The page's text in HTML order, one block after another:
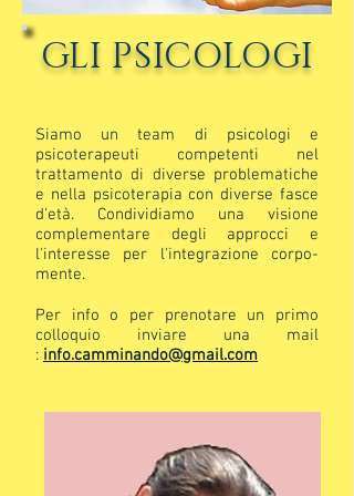
GLI PSICOLOGI
Siamo un team di psicologi e
psicoterapeuti competenti nel
trattamento di diverse problematiche
e nella psicoterapia con diverse fasce
d'età. Condividiamo una visione
complementare degli approcci e
l'interesse per l'integrazione corpo-
mente.
Per info o per prenotare un primo
colloquio inviare una mail
: info.camminando@gmail.com